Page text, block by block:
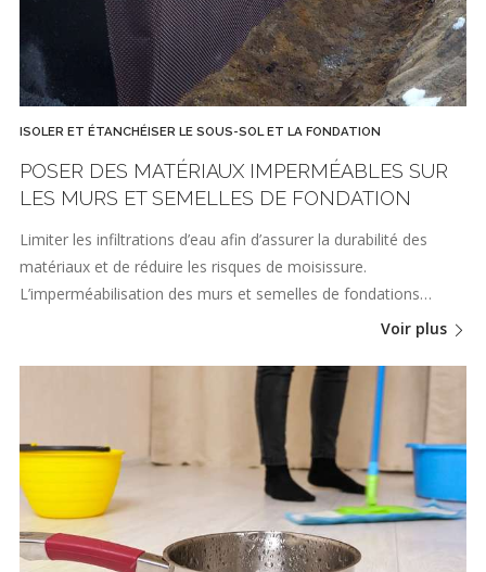
ISOLER ET ÉTANCHÉISER LE SOUS-SOL ET LA FONDATION
POSER DES MATÉRIAUX IMPERMÉABLES SUR
LES MURS ET SEMELLES DE FONDATION
Limiter les infiltrations d’eau afin d’assurer la durabilité des
matériaux et de réduire les risques de moisissure.
L’imperméabilisation des murs et semelles de fondations…
Voir plus